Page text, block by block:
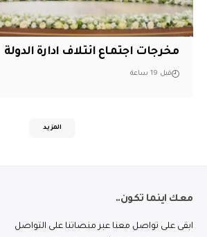
مخرجات اجتماع ائتلاف ادارة الدولة
قبل 19 ساعة
المزيد
معك اينما تكون..
ابقى على تواصل معنا عبر منصاتنا على التواصل